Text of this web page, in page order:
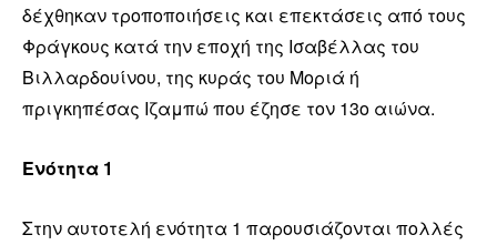
δέχθηκαν τροποποιήσεις και επεκτάσεις από τους
Φράγκους κατά την εποχή της Ισαβέλλας του
Βιλλαρδουίνου, της κυράς του Μοριά ή
πριγκηπέσας Ιζαμπώ που έζησε τον 13ο αιώνα.
Ενότητα 1
Στην αυτοτελή ενότητα 1 παρουσιάζονται πολλές